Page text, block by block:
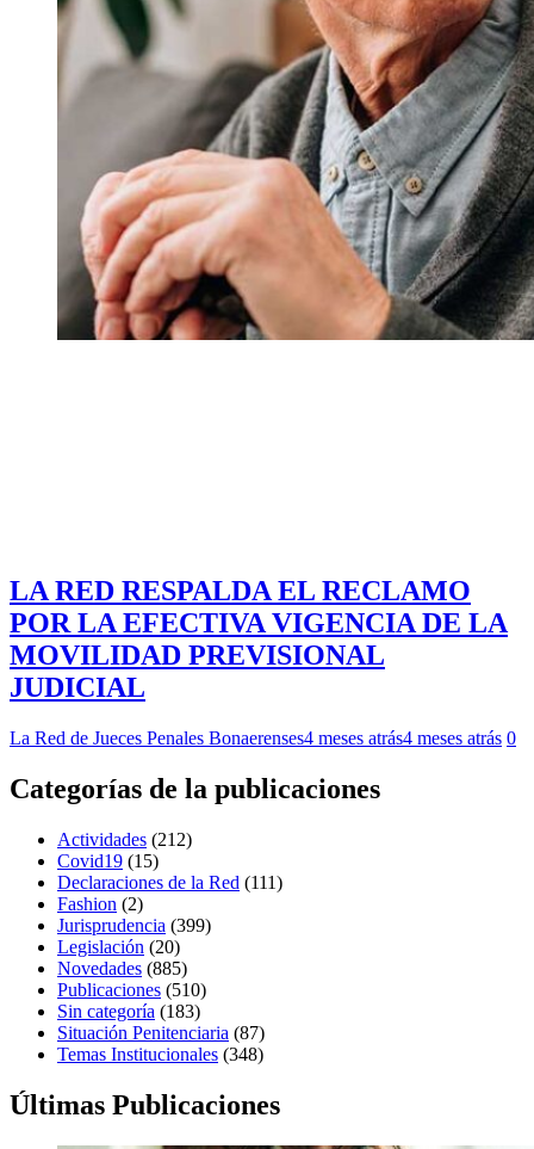
LA RED RESPALDA EL RECLAMO
POR LA EFECTIVA VIGENCIA DE LA
MOVILIDAD PREVISIONAL
JUDICIAL
La Red de Jueces Penales Bonaerenses4 meses atrás4 meses atrás 0
Categorías de la publicaciones
Actividades (212)
Covid19 (15)
Declaraciones de la Red (111)
Fashion (2)
Jurisprudencia (399)
Legislación (20)
Novedades (885)
Publicaciones (510)
Sin categoría (183)
Situación Penitenciaria (87)
Temas Institucionales (348)
Últimas Publicaciones